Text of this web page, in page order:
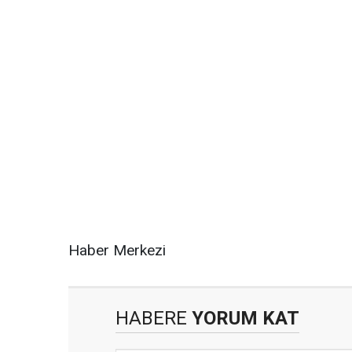
Haber Merkezi
HABERE YORUM KAT